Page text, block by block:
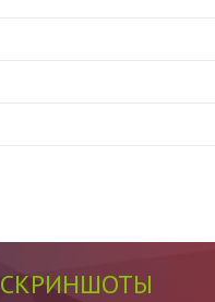
СКРИНШОТЫ